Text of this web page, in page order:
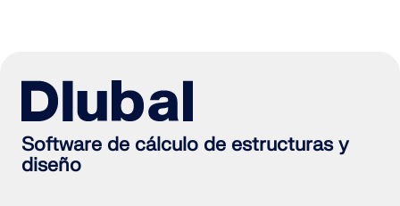
Software de cálculo de estructuras y
diseño